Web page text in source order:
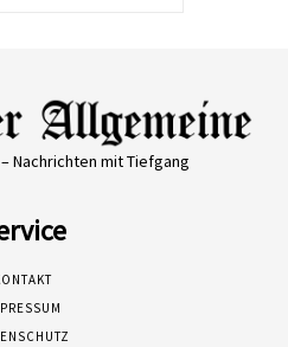
Nachrichten mit Tiefgang